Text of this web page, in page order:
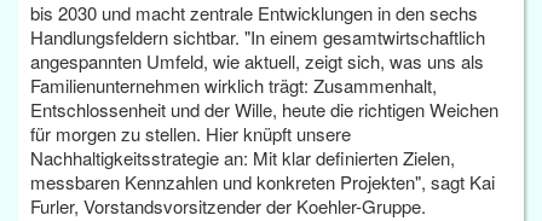
bis 2030 und macht zentrale Entwicklungen in den sechs
Handlungsfeldern sichtbar. "In einem gesamtwirtschaftlich
angespannten Umfeld, wie aktuell, zeigt sich, was uns als
Familienunternehmen wirklich trägt: Zusammenhalt,
Entschlossenheit und der Wille, heute die richtigen Weichen
für morgen zu stellen. Hier knüpft unsere
Nachhaltigkeitsstrategie an: Mit klar definierten Zielen,
messbaren Kennzahlen und konkreten Projekten", sagt Kai
Furler, Vorstandsvorsitzender der Koehler-Gruppe.